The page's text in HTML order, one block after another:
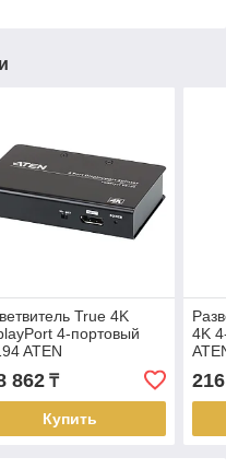
True 4K
4-портовый
ATEN
862₸
Купить
4K